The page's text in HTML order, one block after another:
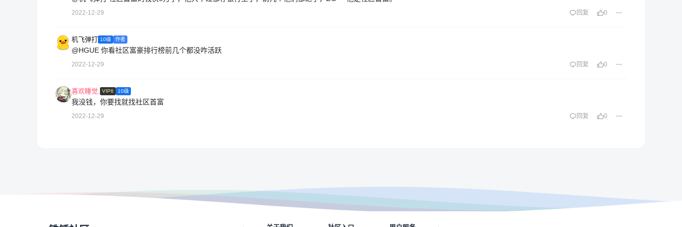
2022-12-29 回复 0
机飞弹打 10级 作者
@HGUE 你看社区富豪排行榜前几个都没咋活跃
2022-12-29 回复 0
喜欢睡觉. VIP6 10级
我没钱，你要找就找社区首富
2022-12-29 回复 0